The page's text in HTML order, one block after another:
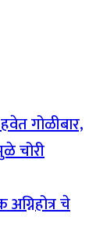
गोळीबार,
चोरी
चे